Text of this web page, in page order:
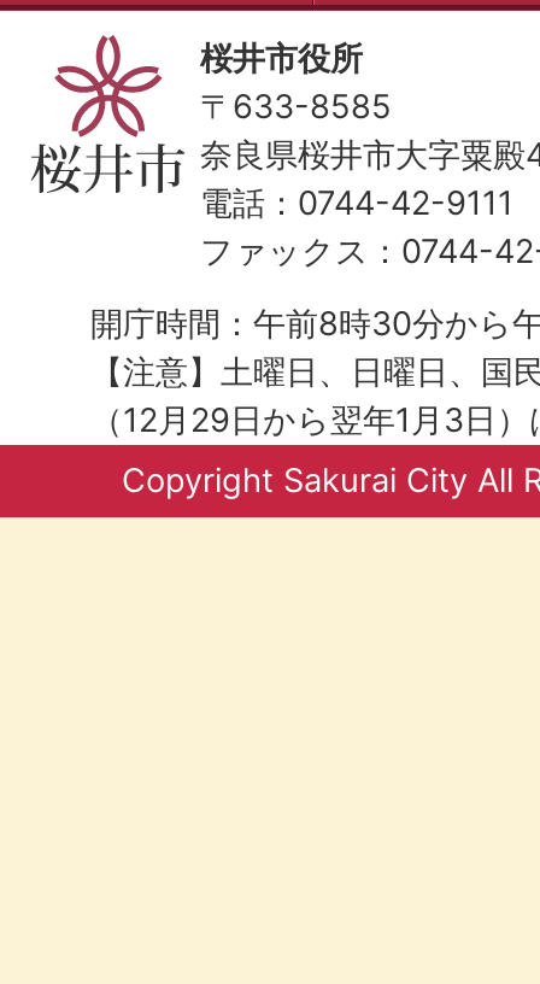
桜井市役所
〒633-8585
奈良県桜井市大字粟
電話：0744-42-9111
ファックス：0744-
開庁時間：午前8時30分から
【注意】土曜日、日曜日、国
（12月29日から翌年1月3日
Copyright Sakurai City All